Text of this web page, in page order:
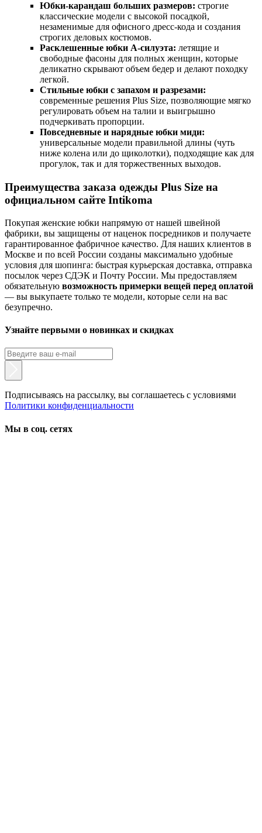
Юбки-карандаш больших размеров: строгие
классические модели с высокой посадкой,
незаменимые для офисного дресс-кода и создания
строгих деловых костюмов.
Расклешенные юбки А-силуэта: летящие и
свободные фасоны для полных женщин, которые
деликатно скрывают объем бедер и делают походку
легкой.
Стильные юбки с запахом и разрезами:
современные решения Plus Size, позволяющие мягко
регулировать объем на талии и выигрышно
подчеркивать пропорции.
Повседневные и нарядные юбки миди:
универсальные модели правильной длины (чуть
ниже колена или до щиколотки), подходящие как для
прогулок, так и для торжественных выходов.
Преимущества заказа одежды Plus Size на
официальном сайте Intikoma
Покупая женские юбки напрямую от нашей швейной
фабрики, вы защищены от наценок посредников и получаете
гарантированное фабричное качество. Для наших клиентов в
Москве и по всей России созданы максимально удобные
условия для шопинга: быстрая курьерская доставка, отправка
посылок через СДЭК и Почту России. Мы предоставляем
обязательную возможность примерки вещей перед оплатой
— вы выкупаете только те модели, которые сели на вас
безупречно.
Узнайте первыми о новинках и скидках
Подписываясь на рассылку, вы соглашаетесь с условиями
Политики конфиденциальности
Мы в соц. сетях